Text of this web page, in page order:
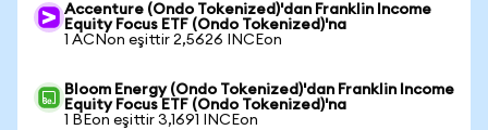
Accenture (Ondo Tokenized)'dan Franklin Income
Equity Focus ETF (Ondo Tokenized)'na
1 ACNon eşittir 2,5626 INCEon
Bloom Energy (Ondo Tokenized)'dan Franklin Income
Equity Focus ETF (Ondo Tokenized)'na
1 BEon eşittir 3,1691 INCEon